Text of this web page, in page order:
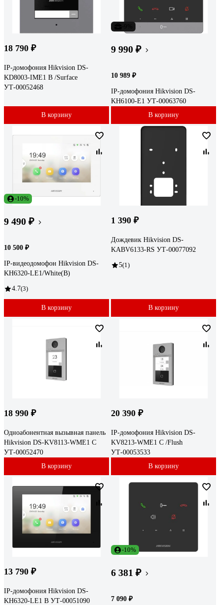
18 790 ₽
IP-домофония Hikvision DS-
KD8003-IME1 B /Surface
УТ-00052468
В корзину
9 990 ₽
10 989 ₽
IP-домофония Hikvision DS-
KH6100-E1 УТ-00063760
В корзину
-10%
9 490 ₽
10 500 ₽
IP-видеодомофон Hikvision DS-
KH6320-LE1/White(B)
4.7(3)
В корзину
1 390 ₽
Дождевик Hikvision DS-
KABV6133-RS УТ-00077092
5(1)
В корзину
18 990 ₽
Одноабонентная вызывная панель
Hikvision DS-KV8113-WME1 C
УТ-00052470
В корзину
20 390 ₽
IP-домофония Hikvision DS-
KV8213-WME1 C /Flush
УТ-00053533
В корзину
13 790 ₽
IP-домофония Hikvision DS-
KH6320-LE1 B УТ-00051090
-10%
6 381 ₽
7 090 ₽